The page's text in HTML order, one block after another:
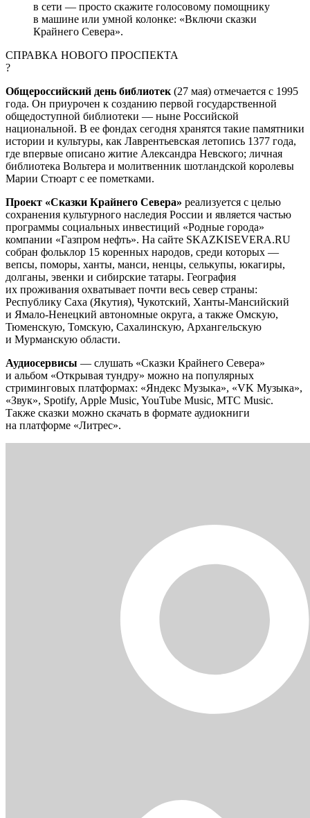
в сети — просто скажите голосовому помощнику
в машине или умной колонке: «Включи сказки
Крайнего Севера».
СПРАВКА НОВОГО ПРОСПЕКТА
?
Общероссийский день библиотек (27 мая) отмечается с 1995
года. Он приурочен к созданию первой государственной
общедоступной библиотеки — ныне Российской
национальной. В ее фондах сегодня хранятся такие памятники
истории и культуры, как Лаврентьевская летопись 1377 года,
где впервые описано житие Александра Невского; личная
библиотека Вольтера и молитвенник шотландской королевы
Марии Стюарт с ее пометками.
Проект «Сказки Крайнего Севера» реализуется с целью
сохранения культурного наследия России и является частью
программы социальных инвестиций «Родные города»
компании «Газпром нефть». На сайте SKAZKISEVERA.RU
собран фольклор 15 коренных народов, среди которых —
вепсы, поморы, ханты, манси, ненцы, селькупы, юкагиры,
долганы, эвенки и сибирские татары. География
их проживания охватывает почти весь север страны:
Республику Саха (Якутия), Чукотский, Ханты-Мансийский
и Ямало-Ненецкий автономные округа, а также Омскую,
Тюменскую, Томскую, Сахалинскую, Архангельскую
и Мурманскую области.
Аудиосервисы — слушать «Сказки Крайнего Севера»
и альбом «Открывая тундру» можно на популярных
стриминговых платформах: «Яндекс Музыка», «VK Музыка»,
«Звук», Spotify, Apple Music, YouTube Music, МТС Music.
Также сказки можно скачать в формате аудиокниги
на платформе «Литрес».